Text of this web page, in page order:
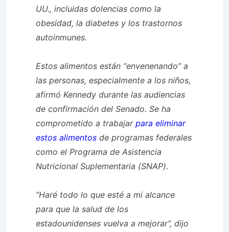
UU., incluidas dolencias como la
obesidad, la diabetes y los trastornos
autoinmunes.
Estos alimentos están “envenenando” a
las personas, especialmente a los niños,
afirmó Kennedy durante las audiencias
de confirmación del Senado. Se ha
comprometido a trabajar para eliminar
estos alimentos de programas federales
como el Programa de Asistencia
Nutricional Suplementaria (SNAP).
“Haré todo lo que esté a mi alcance
para que la salud de los
estadounidenses vuelva a mejorar”, dijo